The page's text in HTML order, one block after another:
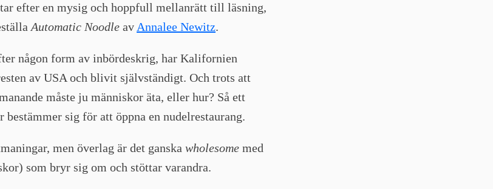
efter en mysig och hoppfull mellanrätt till läsning,
Automatic Noodle avAnnalee Newitz.
någon form av inbördeskrig, har Kalifornien
av USA och blivit självständigt. Och trots att
måste ju människor äta, eller hur? Så ett
bestämmer sig för att öppna en nudelrestaurang.
men överlag är det ganska wholesome med
som bryr sig om och stöttar varandra.